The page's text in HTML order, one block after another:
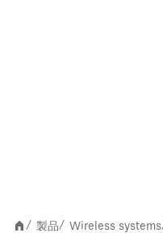
/ 製品/ Wireless systems